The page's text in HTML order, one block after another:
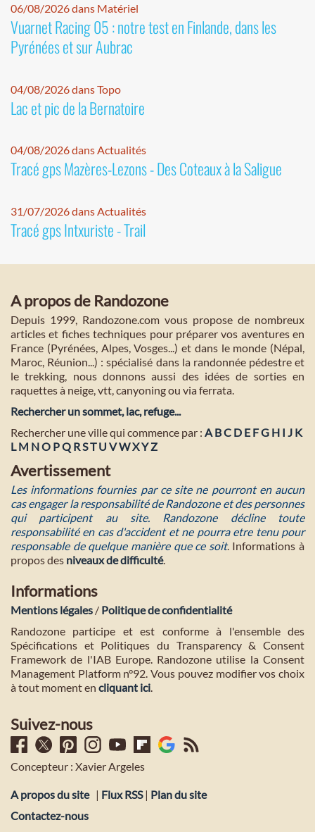
06/08/2026 dans Matériel
Vuarnet Racing 05 : notre test en Finlande, dans les
Pyrénées et sur Aubrac
04/08/2026 dans Topo
Lac et pic de la Bernatoire
04/08/2026 dans Actualités
Tracé gps Mazères-Lezons - Des Coteaux à la Saligue
31/07/2026 dans Actualités
Tracé gps Intxuriste - Trail
A propos de Randozone
Depuis 1999, Randozone.com vous propose de nombreux
articles et fiches techniques pour préparer vos aventures en
France (Pyrénées, Alpes, Vosges...) et dans le monde (Népal,
Maroc, Réunion...) : spécialisé dans la randonnée pédestre et
le trekking, nous donnons aussi des idées de sorties en
raquettes à neige, vtt, canyoning ou via ferrata.
Rechercher un sommet, lac, refuge...
Rechercher une ville qui commence par : A BC D E FG H I J K
L M NO PQ R ST U VWXY Z
Avertissement
Les informations fournies par ce site ne pourront en aucun
cas engager la responsabilité de Randozone et des personnes
qui participent au site. Randozone décline toute
responsabilité en cas d'accident et ne pourra etre tenu pour
responsable de quelque manière que ce soit. Informations à
propos des niveaux de difficulté.
Informations
Mentions légales / Politique de confidentialité
Randozone participe et est conforme à l'ensemble des
Spécifications et Politiques du Transparency & Consent
Framework de l'IAB Europe. Randozone utilise la Consent
Management Platform n°92. Vous pouvez modifier vos choix
à tout moment en cliquant ici
Suivez-nous
Concepteur : Xavier Argeles
A propos du site | Flux RSS| Plan du site
Contactez-nous